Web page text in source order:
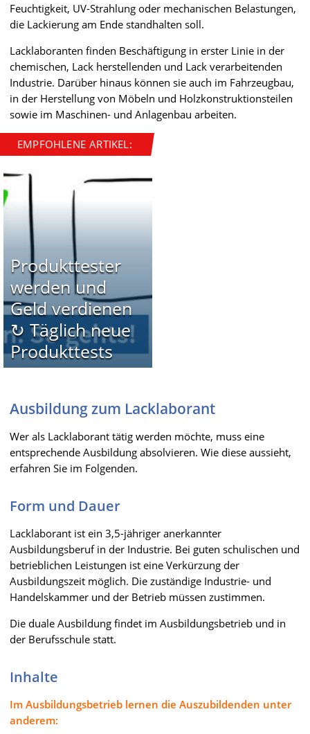
Feuchtigkeit, UV-Strahlung oder mechanischen Belastungen,
die Lackierung am Ende standhalten soll.
Lacklaboranten finden Beschäftigung in erster Linie in der
chemischen, Lack herstellenden und Lack verarbeitenden
Industrie. Darüber hinaus können sie auch im Fahrzeugbau,
in der Herstellung von Möbeln und Holzkonstruktionsteilen
sowie im Maschinen- und Anlagenbau arbeiten.
EMPFOHLENE ARTIKEL:
Produkttester
werden und
Geld verdienen
↻ Täglich neue
Produkttests
Ausbildung zum Lacklaborant
Wer als Lacklaborant tätig werden möchte, muss eine
entsprechende Ausbildung absolvieren. Wie diese aussieht,
erfahren Sie im Folgenden.
Form und Dauer
Lacklaborant ist ein 3,5-jähriger anerkannter
Ausbildungsberuf in der Industrie. Bei guten schulischen und
betrieblichen Leistungen ist eine Verkürzung der
Ausbildungszeit möglich. Die zuständige Industrie- und
Handelskammer und der Betrieb müssen zustimmen.
Die duale Ausbildung findet im Ausbildungsbetrieb und in
der Berufsschule statt.
Inhalte
Im Ausbildungsbetrieb lernen die Auszubildenden unter
anderem: